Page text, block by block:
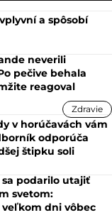
a spôsobí
neverili
pečive behala
reagoval
Zdravie
v horúčavách vám
odporúča
štipku soli
podarilo utajiť
svetom:
veľkom dni vôbec